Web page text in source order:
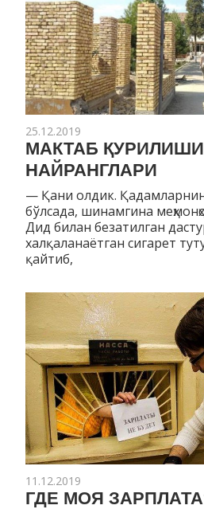
25.12.2019
МАКТАБ ҚУРИЛИШИ
НАЙРАНГЛАРИ
— Қани олдик.
бўлсада, шинамгина
Дид билан безатилган
халқаланаётган сигарет
қайтиб,
11.12.2019
ГДЕ МОЯ